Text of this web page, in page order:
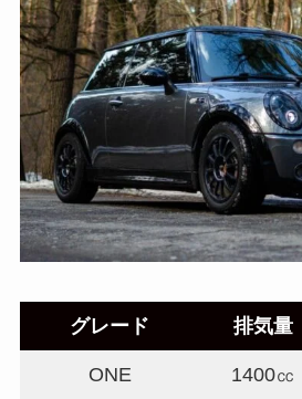
グレード 排気量
ONE 1400㏄